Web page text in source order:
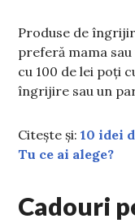
Produse de
preferă mama
cu 100 de lei poți
îngrijire sau un
Citește și:10 idei
Tu ce ai alege?
Cadouri